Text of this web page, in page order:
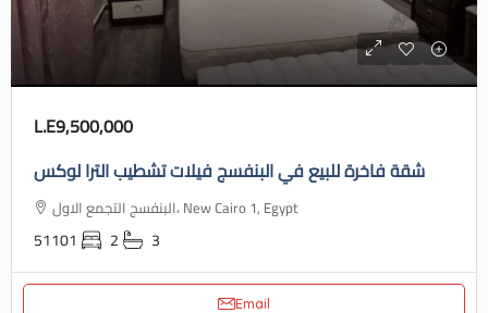
L.E9,500,000
شقة فاخرة للبيع في البنفسج فيلات تشطيب الترا لوكس
البنفسج التجمع الاول، New Cairo 1, Egypt
51101 2 3
Email